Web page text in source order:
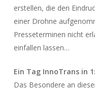
erstellen, die den
einer Drohne
Presseterminen nicht
einfallen lassen…
Ein Tag InnoTrans in
Das Besondere an